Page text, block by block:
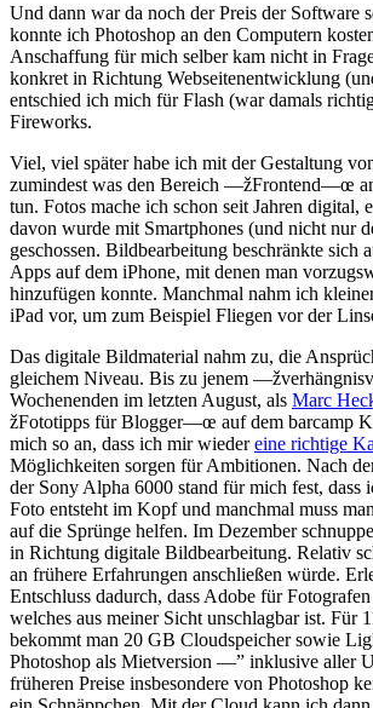
Und dann war da noch der Preis der Software
konnte ich Photoshop an den Computern
Anschaffung für mich selber kam nicht in
konkret in Richtung Webseitenentwicklung
entschied ich mich für Flash (war damals
Fireworks.
Viel, viel später habe ich mit der Gestaltung
zumindest was den Bereich —žFrontend—œ
tun. Fotos mache ich schon seit Jahren digital,
davon wurde mit Smartphones (und nicht nur
geschossen. Bildbearbeitung beschränkte sich
Apps auf dem iPhone, mit denen man
hinzufügen konnte. Manchmal nahm ich
iPad vor, um zum Beispiel Fliegen vor der
Das digitale Bildmaterial nahm zu, die
gleichem Niveau. Bis zu jenem
Wochenenden im letzten August, als Marc
žFototipps für Blogger—œ auf dem barcamp
mich so an, dass ich mir wiedereine richtige
Möglichkeiten sorgen für Ambitionen. Nach
der Sony Alpha 6000 stand für mich fest, dass
Foto entsteht im Kopf und manchmal muss
auf die Sprünge helfen. Im Dezember
in Richtung digitale Bildbearbeitung. Relativ
an frühere Erfahrungen anschließen würde.
Entschluss dadurch, dass Adobe für
welches aus meiner Sicht unschlagbar ist. Für
bekommt man 20 GB Cloudspeicher sowie
Photoshop als Mietversion —” inklusive aller
früheren Preise insbesondere von Photoshop